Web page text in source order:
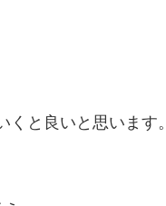
と良いと思います。